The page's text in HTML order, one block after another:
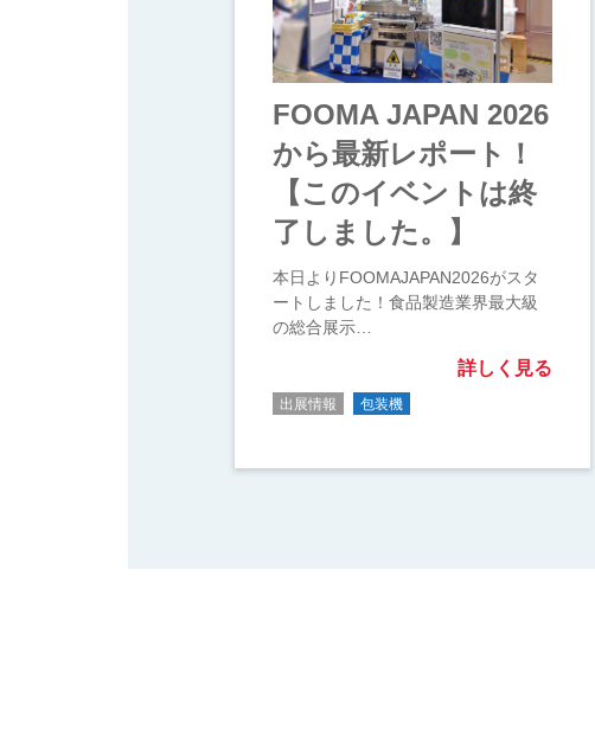
FOOMA JAPAN 2026
から最新レポート！
【このイベントは終
了しました。】
本日よりFOOMAJAPAN2026がスタ
ートしました！食品製造業界最大級
の総合展示…
詳しく見る
出展情報 包装機